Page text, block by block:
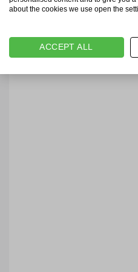
about the cookies we use open the
ACCEPT ALL